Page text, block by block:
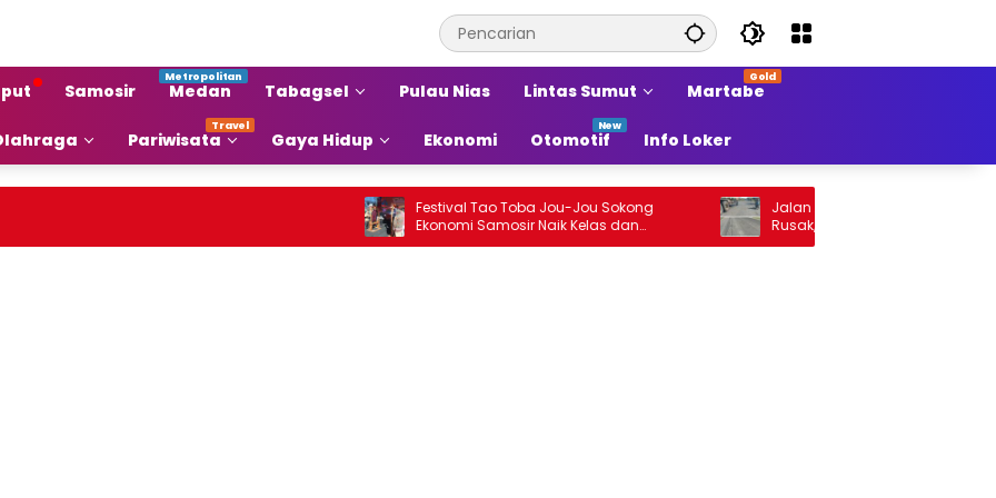
Samosir Medan Tabagsel Pulau Nias Lintas Sumut Martabe
Pariwisata Gaya Hidup Ekonomi Otomotif Info Loker
Festival Tao Toba Jou-Jou Sokong
Ekonomi Samosir Naik Kelas dan
Pariwisata Menjadi Sumber Pertumbuhan
Jalan Arteri Stabat–Pangkalan Brandan
Rusak, Pengendara Terancam Celaka